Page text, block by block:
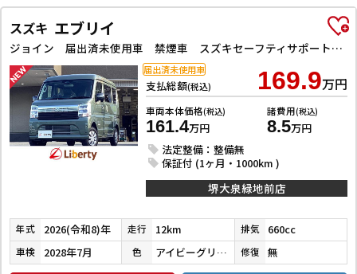
スズキ エブリイ
ジョイン 届出済未使用車 禁煙車 スズキセーフティサポート LEDヘッドライト 両側スライドドア スマートキー プッシュスタート 障害物センサー 運転席シートヒーター 電動格納ミラー
支払総額(税込) 169.9万円
車両本体価格(税込)
161.4万円
諸費用(税込)
8.5万円
法定整備：整備無
保証付 (1ヶ月・1000km )
届出済未使用車
堺大泉緑地前店
年式 2026(令和8)年 走行 12km 排気 660cc
車検 2028年7月 色 アイビーグリーンメタリック 修復 無